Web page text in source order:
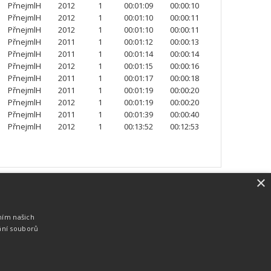
PřnejmlH 2012 1 00:01:09
00:00:10
PřnejmlH 2012 1 00:01:10
00:00:11
PřnejmlH 2012 1 00:01:10
00:00:11
PřnejmlH 2011 1 00:01:12
00:00:13
PřnejmlH 2011 1 00:01:14
00:00:14
PřnejmlH 2012 1 00:01:15
00:00:16
PřnejmlH 2011 1 00:01:17
00:00:18
PřnejmlH 2011 1 00:01:19
00:00:20
PřnejmlH 2012 1 00:01:19
00:00:20
PřnejmlH 2011 1 00:01:39
00:00:40
PřnejmlH 2012 1 00:13:52 00:12:53
zakázku. Lze online publikovat výsledky
×
našich
souborů